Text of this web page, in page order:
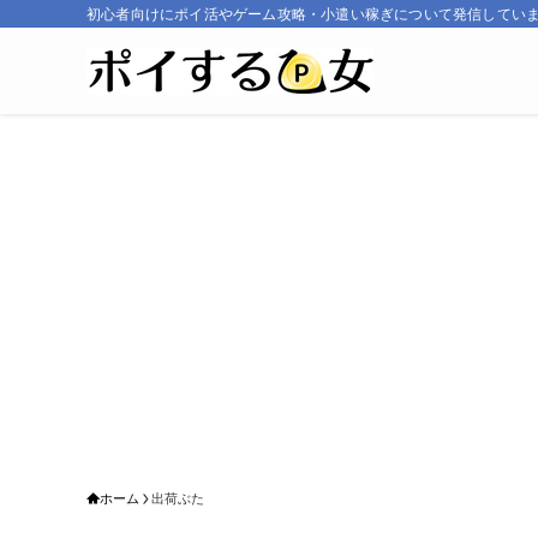
初心者向けにポイ活やゲーム攻略・小遣い稼ぎについて発信してい
ホーム 出荷ぶた